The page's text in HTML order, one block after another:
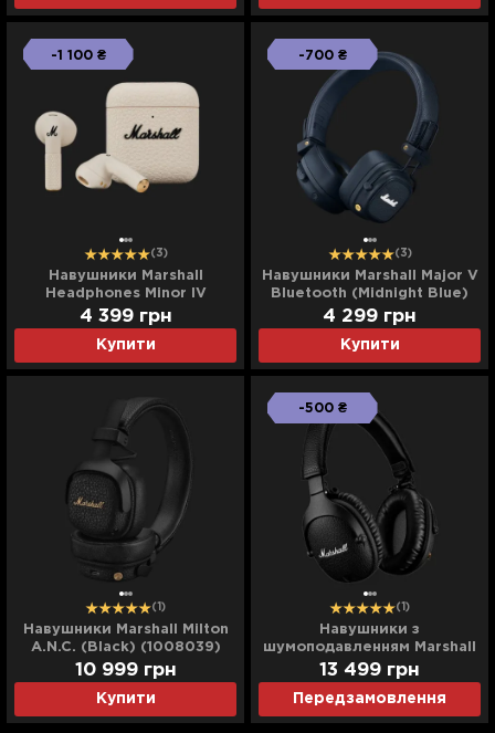
-1 100 ₴
(3)
Навушники Marshall
Headphones Minor IV
(Cream)
Купити
4 399 грн
-700 ₴
(3)
Навушники Marshall Major V
Bluetooth (Midnight Blue)
Купити
4 299 грн
(1)
Навушники Marshall Milton
A.N.C. (Black) (1008039)
Купити
10 999 грн
-500 ₴
(1)
Навушники з
шумоподавленням Marshall
Monitor II A.N.C.
Передзамовлення
13 499 грн